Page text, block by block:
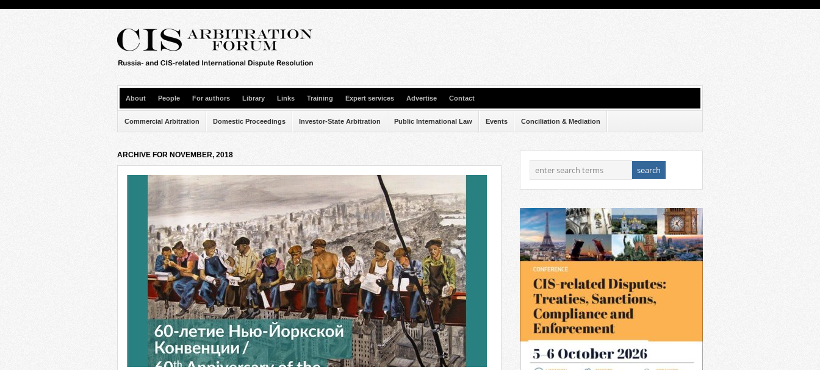
About People For authors Library Links Training Expert services Advertise Contact
Commercial Arbitration Domestic Proceedings Investor-State Arbitration Public International Law Events Conciliation & Mediation
ARCHIVE FOR NOVEMBER, 2018